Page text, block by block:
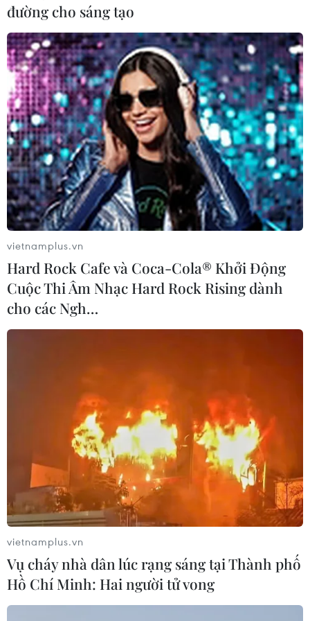
#Vé máy bay
#Không quân Trung Quốc. Phi công
#Khu tự trị
#tin tức #tin tức mới nhất
#tin tức 24h
#tin tức mới nhất trong ngày
#tin tức thời sự
#tin tức hot
#tin tức an ninh #tin tức hot
#an ninh
#an ninh nghệ an
#thời sự
#thời sự hôm nay
#bản tin thời sự
#tội phạm
#truy nã
#tội phạm hình sự
#hình sự #công an
#vụ án
#phạm pháp
#an ninh xã hội
#chính trị #VietnamPlus
#Vietnam
#Plus
Trung Quốc
TIN LIÊN QUAN
đường cho sáng tạo
vietnamplus.vn
Hard Rock Cafe và Coca-Cola® Khởi Động
Cuộc Thi Âm Nhạc Hard Rock Rising dành
cho các Ngh…
vietnamplus.vn
Vụ cháy nhà dân lúc rạng sáng tại Thành phố
Hồ Chí Minh: Hai người tử vong